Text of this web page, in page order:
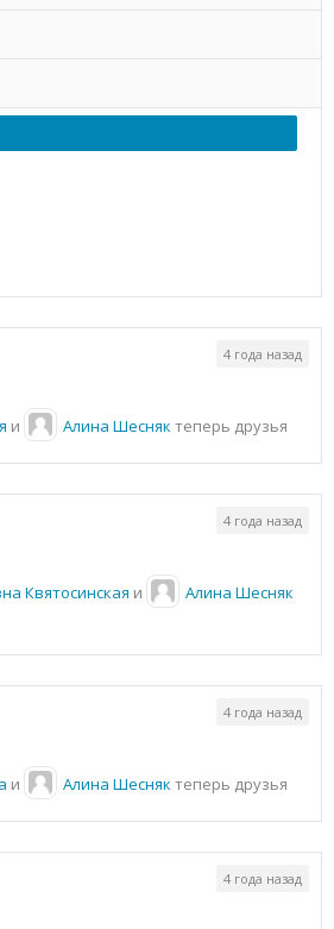
и Алина Шесняк теперь друзья
4 года назад
Квятосинская и
Алина Шесняк
4 года назад
и Алина Шесняк теперь друзья
4 года назад
4 года назад